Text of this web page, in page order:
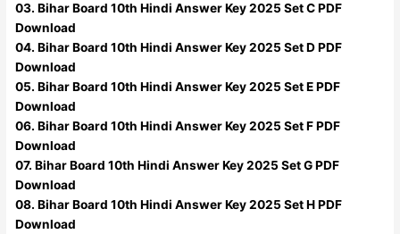
03. Bihar Board 10th Hindi Answer Key 2025 Set C PDF
Download
04. Bihar Board 10th Hindi Answer Key 2025 Set D PDF
Download
05. Bihar Board 10th Hindi Answer Key 2025 Set E PDF
Download
06. Bihar Board 10th Hindi Answer Key 2025 Set F PDF
Download
07. Bihar Board 10th Hindi Answer Key 2025 Set G PDF
Download
08. Bihar Board 10th Hindi Answer Key 2025 Set H PDF
Download